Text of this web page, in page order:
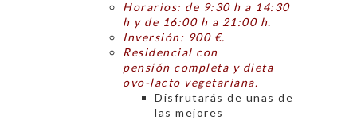
Horarios: de 9:30 h a 14:30
h y de 16:00 h a 21:00 h.
Inversión: 900 €.
Residencial con
pensión completa y dieta
ovo-lacto vegetariana.
Disfrutarás de unas de
las mejores